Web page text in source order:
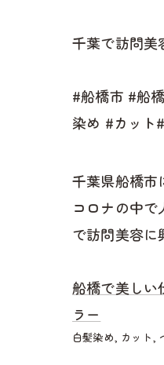
千葉で訪問美
#船橋市 #船
染め #カット
千葉県船橋市
コロナの中
で訪問美容に
船橋で美しい
ラー
白髪染め カット